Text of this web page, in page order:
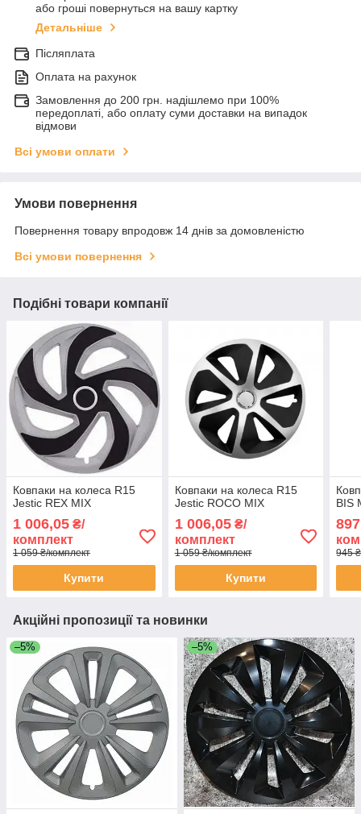
або гроші повернуться на вашу картку
Детальніше
Післяплата
Оплата на рахунок
Замовлення до 200 грн. надішлемо при 100%
передоплаті, або оплату суми доставки на випадок
відмови
Всі умови оплати
Умови повернення
Повернення товару впродовж 14 днів за домовленістю
Всі умови повернення
Подібні товари компанії
Ковпаки на колеса R15
Jestic REX MIX
1 006,05 ₴/
комплект
1 059 ₴/комплект
Купити
Ковпаки на колеса R15
Jestic ROCO MIX
1 006,05₴/
комплект
1 059 ₴/комплект
Купити
BIS
945
Акційні пропозиції та новинки
–5% –5%